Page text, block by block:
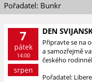
Pořadatel: Bunkr
7
pátek
14:00
srpen
DEN
Připravte se na
a samozřejmě
českého
Pořadatel: